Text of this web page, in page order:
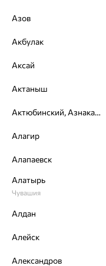
от 50 721
Азов
Акбулак
Аксай
Актаныш
Актюбинский, Азнакаевский район
Алагир
Алапаевск
Алатырь
Чувашия
Алдан
Алейск
Александров